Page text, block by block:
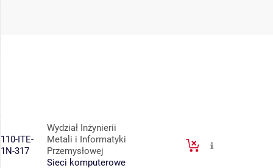
110-ITE-
1N-317
Wydział Inżynierii
Metali i Informatyki
Przemysłowej
Sieci komputerowe